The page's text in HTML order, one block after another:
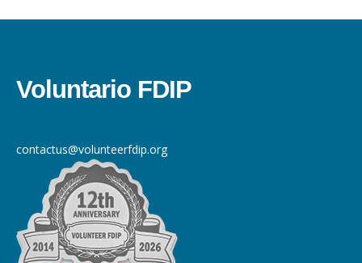
Voluntario FDIP
contactus@volunteerfdip.org